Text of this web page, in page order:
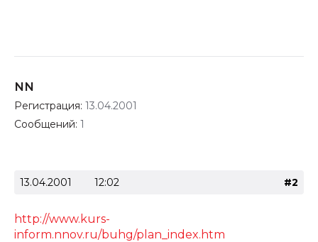
NN
Регистрация: 13.04.2001
Сообщений: 1
13.04.2001 12:02 #2
http://www.kurs-
inform.nnov.ru/buhg/plan_index.htm